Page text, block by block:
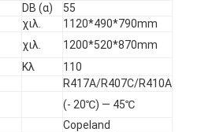
DB (α)
55
χιλ.
1120*490*790mm
χιλ.
1200*520*870mm
Κλ
110
R417A/R407C/R410A
(- 20℃) — 45℃
Copeland